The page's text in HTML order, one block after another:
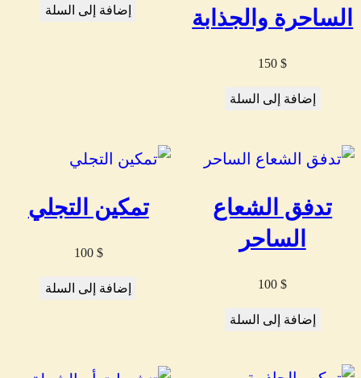
الساحرة والجذابة
150$
إضافة إلى السلة
إضافة إلى السلة
تدفق الشعاع
الساحر
100$
إضافة إلى السلة
تمكين التجلي
100 $
إضافة إلى السلة